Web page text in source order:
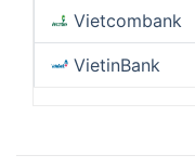
Vietcombank
VietinBank